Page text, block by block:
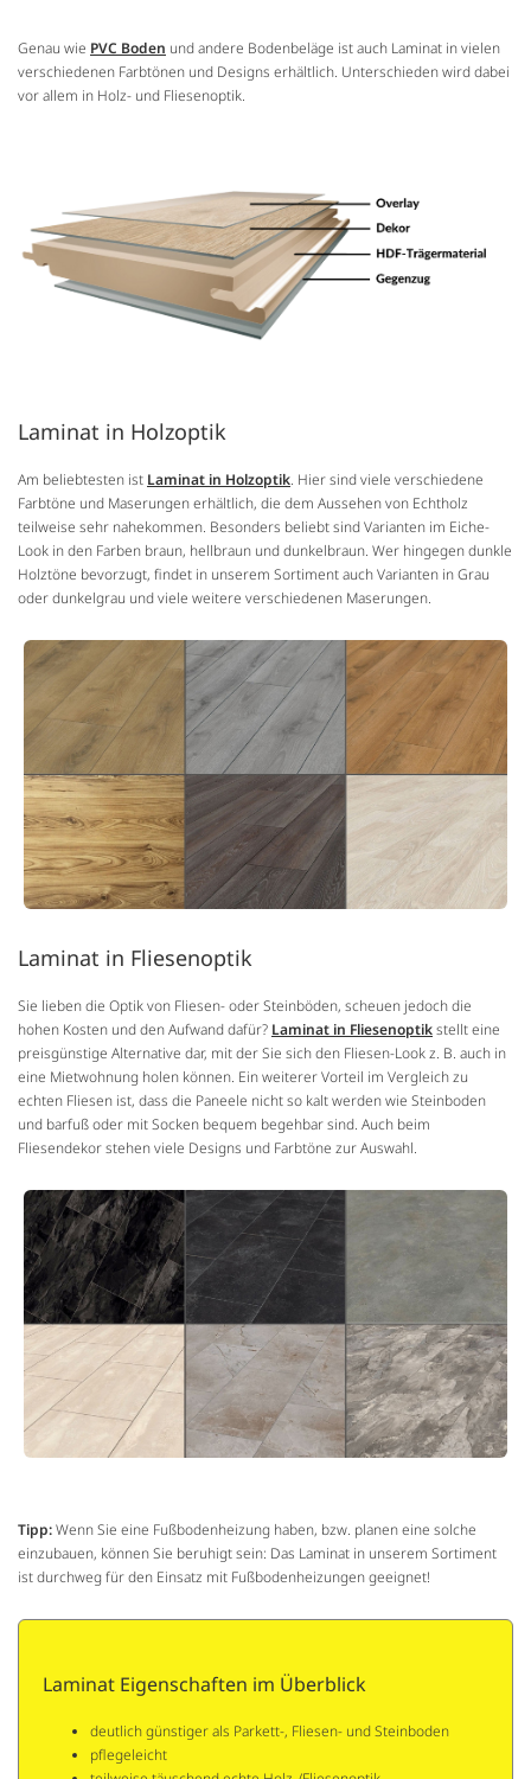
Genau wie PVC Boden und andere Bodenbeläge ist auch Laminat in vielen
verschiedenen Farbtönen und Designs erhältlich. Unterschieden wird dabei
vor allem in Holz- und Fliesenoptik.
Laminat in Holzoptik
Am beliebtesten ist Laminat in Holzoptik. Hier sind viele verschiedene
Farbtöne und Maserungen erhältlich, die dem Aussehen von Echtholz
teilweise sehr nahekommen. Besonders beliebt sind Varianten im Eiche-
Look in den Farben braun, hellbraun und dunkelbraun. Wer hingegen dunkle
Holztöne bevorzugt, findet in unserem Sortiment auch Varianten in Grau
oder dunkelgrau und viele weitere verschiedenen Maserungen.
Laminat in Fliesenoptik
Sie lieben die Optik von Fliesen- oder Steinböden, scheuen jedoch die
hohen Kosten und den Aufwand dafür? Laminat in Fliesenoptikstellt eine
preisgünstige Alternative dar, mit der Sie sich den Fliesen-Look z. B. auch in
eine Mietwohnung holen können. Ein weiterer Vorteil im Vergleich zu
echten Fliesen ist, dass die Paneele nicht so kalt werden wie Steinboden
und barfuß oder mit Socken bequem begehbar sind. Auch beim
Fliesendekor stehen viele Designs und Farbtöne zur Auswahl.
Tipp:Wenn Sie eine Fußbodenheizung haben, bzw. planen eine solche
einzubauen, können Sie beruhigt sein: Das Laminat in unserem Sortiment
ist durchweg für den Einsatz mit Fußbodenheizungen geeignet!
Laminat Eigenschaften im Überblick
deutlich günstiger als Parkett-, Fliesen- und Steinboden
pflegeleicht